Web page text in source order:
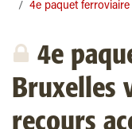
4e paquet ferroviaire
4e
Bruxelles
recours